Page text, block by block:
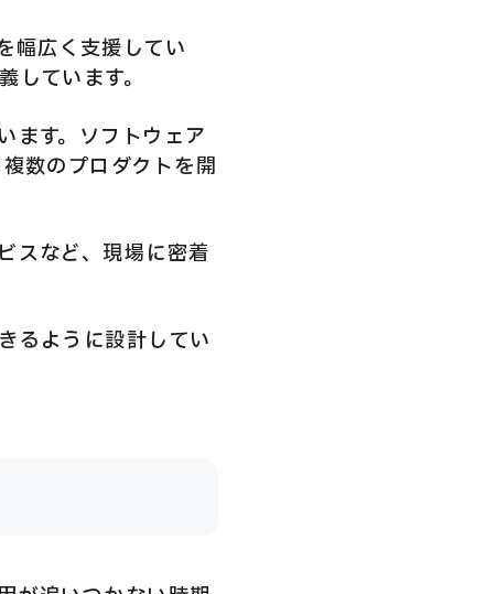
幅広く支援してい
ています。
ます。ソフトウェア
数のプロダクトを開
スなど、現場に密着
るように設計してい